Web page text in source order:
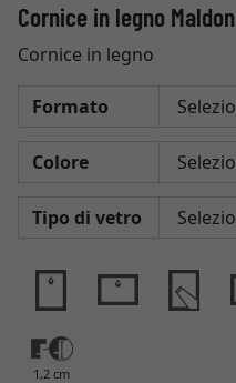
Cornice in legno Maldon
Cornice in legno
Formato
Colore
Tipo di vetro
1,2 cm